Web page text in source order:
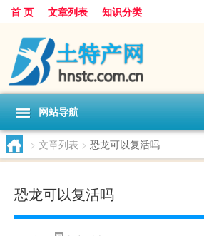
首 页 文章列表 知识分类
网站导航
> 文章列表 > 恐龙可以复活吗
恐龙可以复活吗